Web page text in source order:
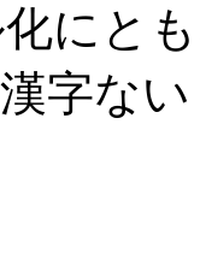
にと
字な